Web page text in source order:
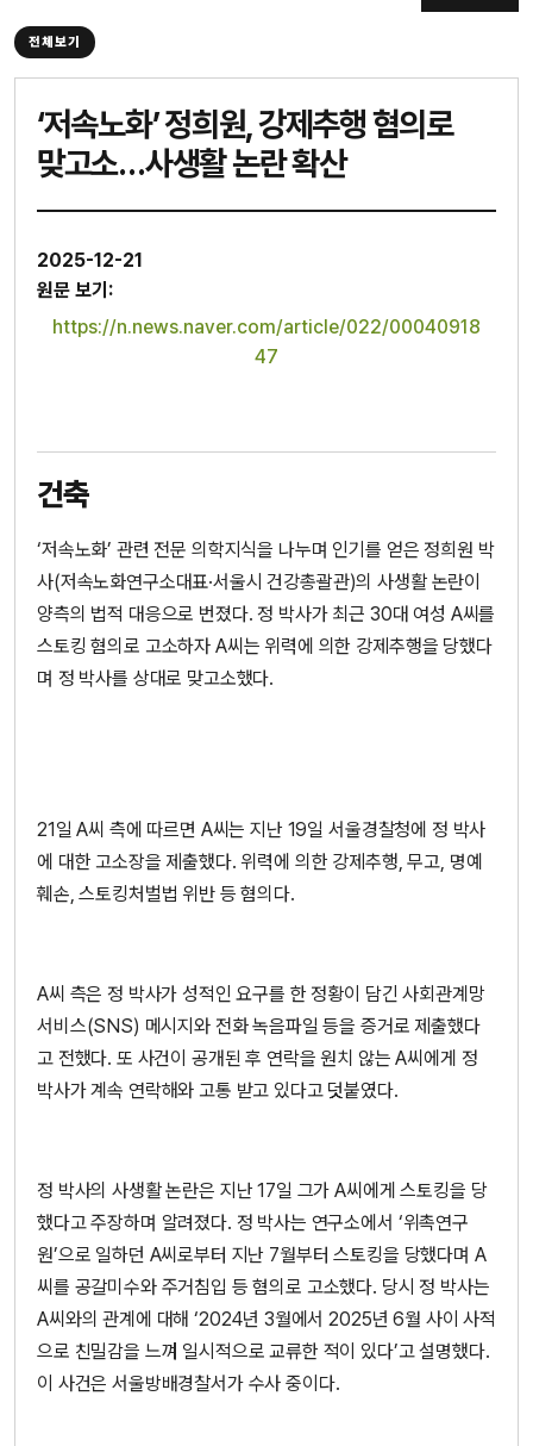
전체보기
‘저속노화’ 정희원, 강제추행 혐의로
맞고소…사생활 논란 확산
2025-12-21
원문 보기:
https://n.news.naver.com/article/022/00040918
47
건축
‘저속노화’ 관련 전문 의학지식을 나누며 인기를 얻은 정희원 박
사(저속노화연구소대표·서울시 건강총괄관)의 사생활 논란이
양측의 법적 대응으로 번졌다. 정 박사가 최근 30대 여성 A씨를
스토킹 혐의로 고소하자 A씨는 위력에 의한 강제추행을 당했다
며 정 박사를 상대로 맞고소했다.
21일 A씨 측에 따르면 A씨는 지난 19일 서울경찰청에 정 박사
에 대한 고소장을 제출했다. 위력에 의한 강제추행, 무고, 명예
훼손, 스토킹처벌법 위반 등 혐의다.
A씨 측은 정 박사가 성적인 요구를 한 정황이 담긴 사회관계망
서비스(SNS) 메시지와 전화 녹음파일 등을 증거로 제출했다
고 전했다. 또 사건이 공개된 후 연락을 원치 않는 A씨에게 정
박사가 계속 연락해와 고통 받고 있다고 덧붙였다.
정 박사의 사생활 논란은 지난 17일 그가 A씨에게 스토킹을 당
했다고 주장하며 알려졌다. 정 박사는 연구소에서 ‘위촉연구
원’으로 일하던 A씨로부터 지난 7월부터 스토킹을 당했다며 A
씨를 공갈미수와 주거침입 등 혐의로 고소했다. 당시 정 박사는
A씨와의 관계에 대해 ‘2024년 3월에서 2025년 6월 사이 사적
으로 친밀감을 느껴 일시적으로 교류한 적이 있다’고 설명했다.
이 사건은 서울방배경찰서가 수사 중이다.